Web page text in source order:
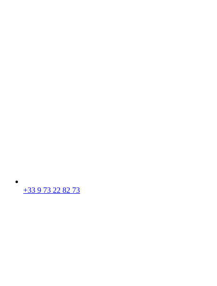
+33 9 73 22 82 73